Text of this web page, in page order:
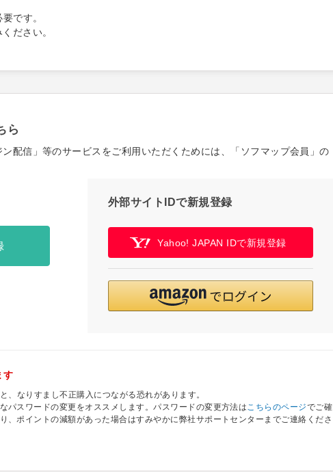
です。
ださい。
ら
配信」等のサービスをご利用いただくためには、「ソフマップ会員」の
外部サイトIDで新規登録
Yahoo! JAPAN IDで新規登録
す
なりすまし不正購入につながる恐れがあります。
パスワードの変更をオススメします。パスワードの変更方法はこちらのページでご確
、ポイントの減額があった場合はすみやかに弊社サポートセンターまでご連絡くださ